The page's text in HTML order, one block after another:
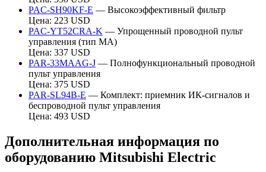
PAC-SH90KF-E — Высокоэффективный фильтр
Цена: 223 USD
PAC-YT52CRA-K — Упрощенный проводной пульт
управления (тип МА)
Цена: 337 USD
PAR-33MAAG-J — Полнофункциональный проводной
пульт управления
Цена: 375 USD
PAR-SL94B-E — Комплект: приемник ИК-сигналов и
беспроводной пульт управления
Цена: 493 USD
Дополнительная информация по
оборудованию Mitsubishi Electric